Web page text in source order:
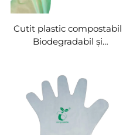
Cutit plastic compostabil
Biodegradabil și
amiloză